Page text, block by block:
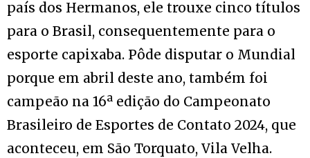
país dos Hermanos, ele trouxe cinco títulos
para o Brasil, consequentemente para o
esporte capixaba. Pôde disputar o Mundial
porque em abril deste ano, também foi
campeão na 16ª edição do Campeonato
Brasileiro de Esportes de Contato 2024, que
aconteceu, em São Torquato, Vila Velha.